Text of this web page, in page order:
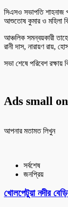
সিএসও সভাপতি শাহনাজ
আশুতোষ কুমার ও মহিলা
‎আঞ্চলিক সমন্বয়কারী
রানী দাস, নারায়ণ রায়,
‎সভা শেষে পরিবেশ
Ads small
আপনার মতামত লিখুন
সর্বশেষ
জনপ্রিয়
খোলপেটুয়া নদীর